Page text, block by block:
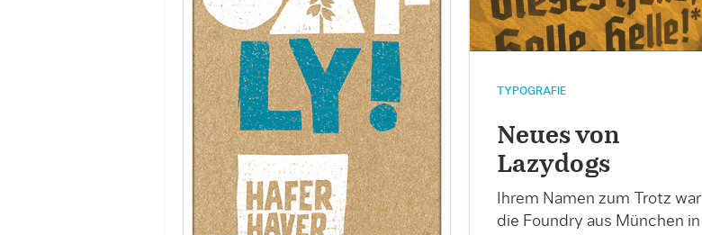
TYPOGRAFIE
Neues von
Lazydogs
Ihrem Namen zum Trotz war
die Foundry aus München in